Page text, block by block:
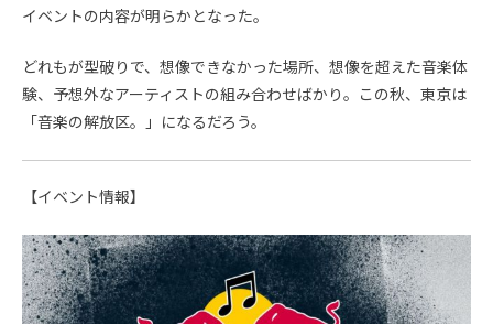
イベントの内容が明らかとなった。
どれもが型破りで、想像できなかった場所、想像を超えた音楽体
験、予想外なアーティストの組み合わせばかり。この秋、東京は
「音楽の解放区。」になるだろう。
【イベント情報】